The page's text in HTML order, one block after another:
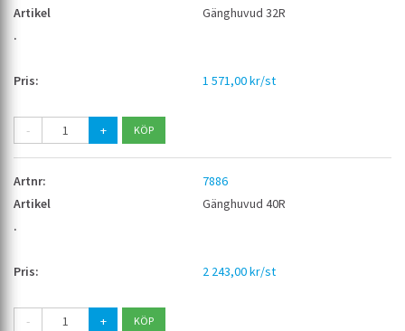
Gänghuvud 32R
1 571,00 kr/st
- +
7886
Gänghuvud 40R
2 243,00 kr/st
- +